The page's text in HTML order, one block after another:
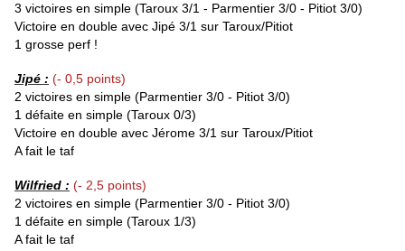
3 victoires en simple (Taroux 3/1 - Parmentier 3/0 - Pitiot 3/0)
Victoire en double avec Jipé 3/1 sur Taroux/Pitiot
1 grosse perf !
Jipé : (- 0,5 points)
2 victoires en simple (Parmentier 3/0 - Pitiot 3/0)
1 défaite en simple (Taroux 0/3)
Victoire en double avec Jérome 3/1 sur Taroux/Pitiot
A fait le taf
Wilfried : (- 2,5 points)
2 victoires en simple (Parmentier 3/0 - Pitiot 3/0)
1 défaite en simple (Taroux 1/3)
A fait le taf